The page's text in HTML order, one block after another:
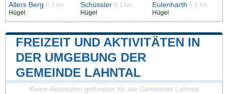
Allers Berg 6.3 km
Hügel
Schüssler 6.3 km
Hügel
Eulenharth 6.3 km
Hügel
FREIZEIT UND AKTIVITÄTEN IN
DER UMGEBUNG DER
GEMEINDE LAHNTAL
Keine Aktivitäten gefunden für die Gemeinde Lahntal